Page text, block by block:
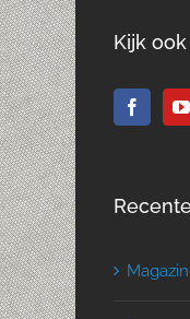
Kijk